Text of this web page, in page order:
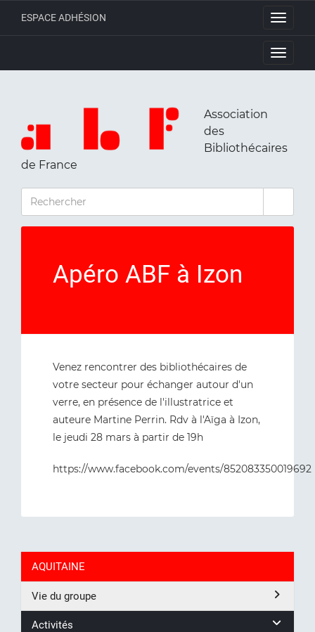
Toggle
ESPACE ADHÉSION
Toggle
Association
des
Bibliothécaires
de France
RECHERCHER
Apéro ABF à Izon
Venez rencontrer des bibliothécaires de
votre secteur pour échanger autour d'un
verre, en présence de l'illustratrice et
auteure Martine Perrin. Rdv à l'Aïga à Izon,
le jeudi 28 mars à partir de 19h
https://www.facebook.com/events/852083350019692
AQUITAINE
Vie du groupe
Activités